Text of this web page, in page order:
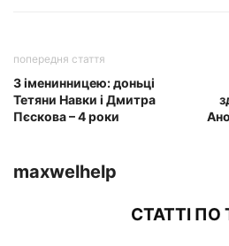
попередня стаття
З іменинницею: доньці
Тетяни Навки і Дмитра
Пєскова – 4 роки
maxwelhelp
СТАТТІ ПО